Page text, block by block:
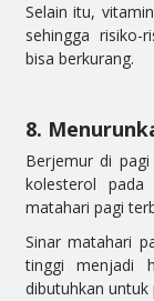
Selain itu,
sehingga
bisa berkurang.
8.
Berjemur di
kolesterol
matahari pagi
Sinar matahari
tinggi menjadi
dibutuhkan untuk